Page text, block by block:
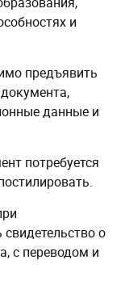
и
предъявить
данные и
потребуется
о
с переводом и